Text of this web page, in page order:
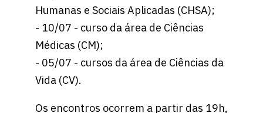
Humanas e Sociais Aplicadas (CHSA);
- 10/07 - curso da área de Ciências
Médicas (CM);
- 05/07 - cursos da área de Ciências da
Vida (CV).
Os encontros ocorrem a partir das 19h,